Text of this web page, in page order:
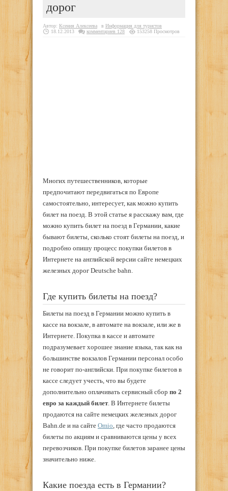
дорог
Автор: Ксения Алексеева в Информация для туристов
18.12.2013
комментариев 128 153258 Просмотров
Многих путешественников, которые
предпочитают передвигаться по Европе
самостоятельно, интересует, как можно купить
билет на поезд. В этой статье я расскажу вам, где
можно купить билет на поезд в Германии, какие
бывают билеты, сколько стоят билеты на поезд, и
подробно опишу процесс покупки билетов в
Интернете на английской версии сайте немецких
железных дорог Deutsche bahn.
Где купить билеты на поезд?
Билеты на поезд в Германии можно купить в
кассе на вокзале, в автомате на вокзале, или же в
Интернете. Покупка в кассе и автомате
подразумевает хорошее знание языка, так как на
большинстве вокзалов Германии персонал особо
не говорит по-английски. При покупке билетов в
кассе следует учесть, что вы будете
дополнительно оплачивать сервисный сбор по 2
евро за каждый билет. В Интернете билеты
продаются на сайте немецких железных дорог
Bahn.de и на сайте Omio , где часто продаются
билеты по акциям и сравниваются цены у всех
перевозчиков. При покупке билетов заранее цены
значительно ниже.
Какие поезда есть в Германии?